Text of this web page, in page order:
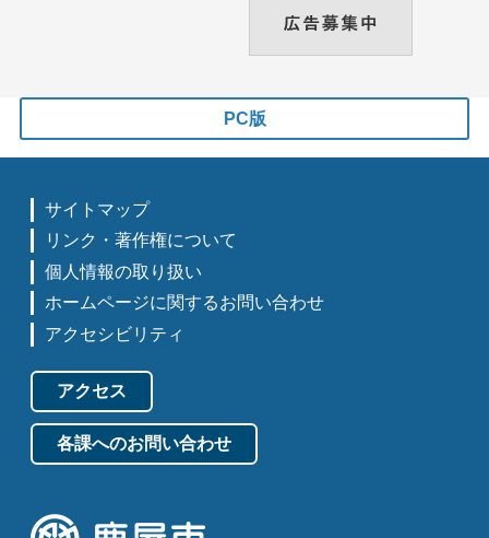
PC版
サイトマップ
リンク・著作権について
個人情報の取り扱い
ホームページに関するお問い合わせ
アクセシビリティ
アクセス
各課へのお問い合わせ